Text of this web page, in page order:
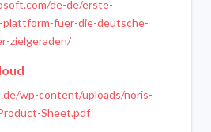
de-de/erste-
plattform-fuer-die-deutsche-
zielgeraden/
wp-content/uploads/noris-
Sheet.pdf